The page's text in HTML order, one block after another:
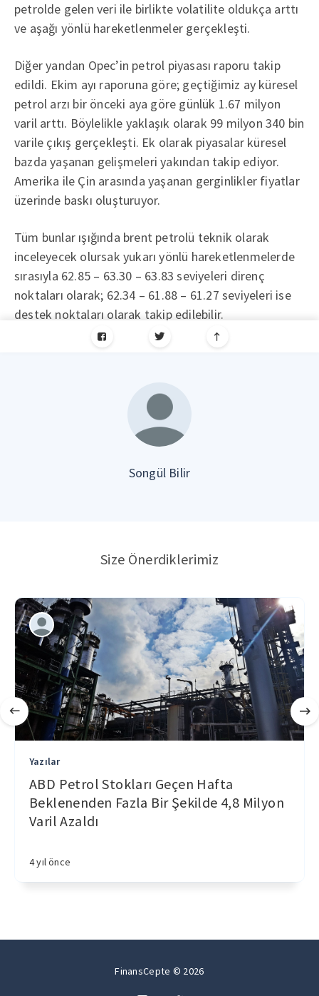
petrolde gelen veri ile birlikte volatilite oldukça arttı
ve aşağı yönlü hareketlenmeler gerçekleşti.
Diğer yandan Opec’in petrol piyasası raporu takip
edildi. Ekim ayı raporuna göre; geçtiğimiz ay küresel
petrol arzı bir önceki aya göre günlük 1.67 milyon
varil arttı. Böylelikle yaklaşık olarak 99 milyon 340 bin
varile çıkış gerçekleşti. Ek olarak piyasalar küresel
bazda yaşanan gelişmeleri yakından takip ediyor.
Amerika ile Çin arasında yaşanan gerginlikler fiyatlar
üzerinde baskı oluşturuyor.
Tüm bunlar ışığında brent petrolü teknik olarak
inceleyecek olursak yukarı yönlü hareketlenmelerde
sırasıyla 62.85 – 63.30 – 63.83 seviyeleri direnç
noktaları olarak; 62.34 – 61.88 – 61.27 seviyeleri ise
destek noktaları olarak takip edilebilir.
Songül Bilir
Size Önerdiklerimiz
Yazılar
ABD Petrol Stokları Geçen Hafta
Beklenenden Fazla Bir Şekilde 4,8 Milyon
Varil Azaldı
4 yıl önce
FinansCepte © 2026